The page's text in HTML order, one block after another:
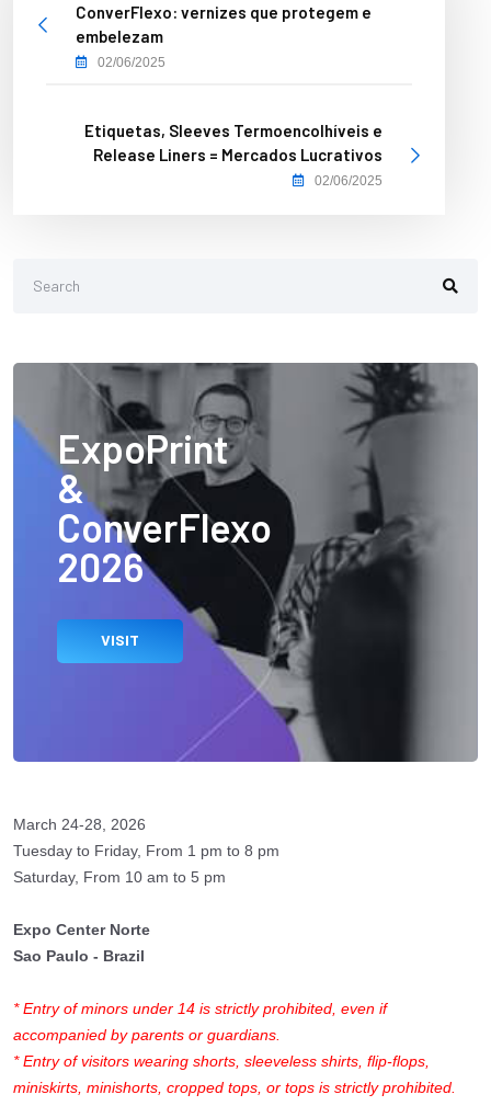
ConverFlexo: vernizes que protegem e
embelezam
02/06/2025
Etiquetas, Sleeves Termoencolhíveis e
Release Liners = Mercados Lucrativos
02/06/2025
ExpoPrint
&
ConverFlexo
2026
VISIT
March 24-28, 2026
Tuesday to Friday, From 1 pm to 8 pm
Saturday, From 10 am to 5 pm
Expo Center Norte
Sao Paulo - Brazil
* Entry of minors under 14 is strictly prohibited, even if
accompanied by parents or guardians.
* Entry of visitors wearing shorts, sleeveless shirts, flip-flops,
miniskirts, minishorts, cropped tops, or tops is strictly prohibited.